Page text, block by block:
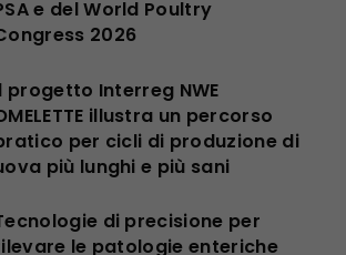
e del World Poultry
2026
progetto Interreg NWE
illustra un percorso
per cicli di produzione di
più lunghi e più sani
di precisione per
le patologie enteriche